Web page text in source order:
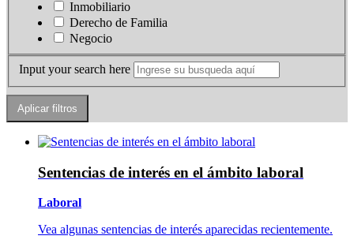
Inmobiliario
Derecho de Familia
Negocio
Input your search here
Sentencias de interés en el ámbito laboral
Laboral
Vea algunas sentencias de interés aparecidas recientemente.